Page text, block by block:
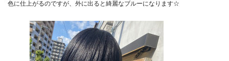
色に仕上がるのですが、外に出ると綺麗なブルーになります☆